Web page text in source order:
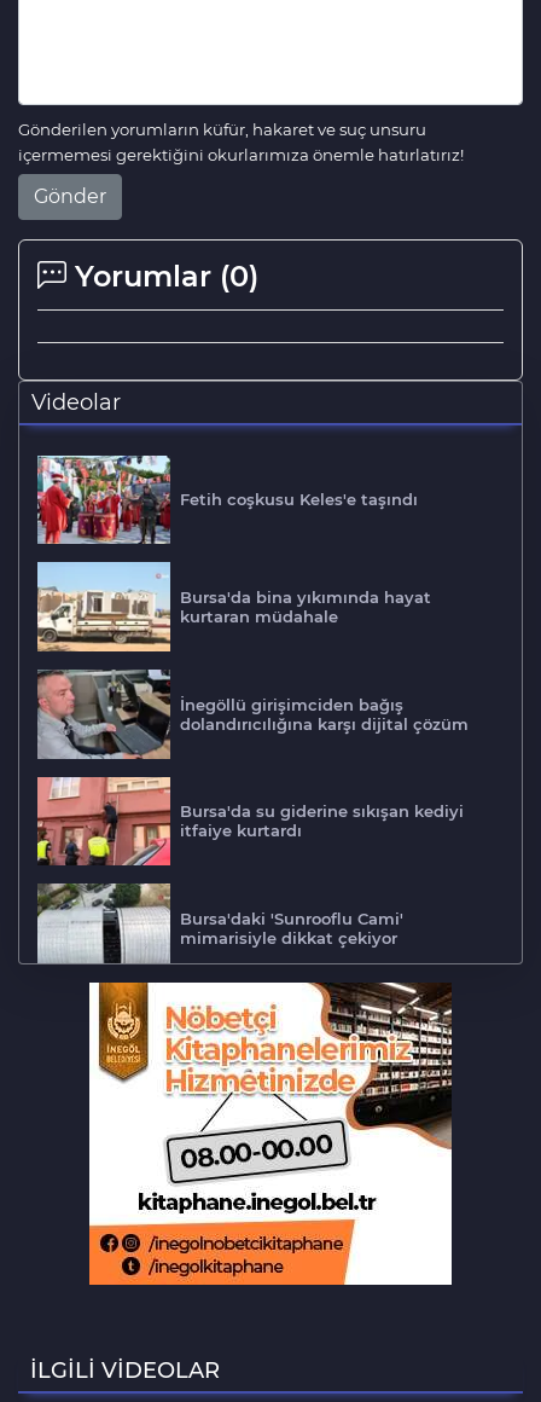
Gönderilen yorumların küfür, hakaret ve suç unsuru
içermemesi gerektiğini okurlarımıza önemle hatırlatırız!
Gönder
Yorumlar (0)
Videolar
Fetih coşkusu Keles'e taşındı
Bursa'da bina yıkımında hayat
kurtaran müdahale
İnegöllü girişimciden bağış
dolandırıcılığına karşı dijital çözüm
Bursa'da su giderine sıkışan kediyi
itfaiye kurtardı
Bursa'daki 'Sunrooflu Cami'
mimarisiyle dikkat çekiyor
Adalet Komisyonu'nda gerginlik
Bursa'da barakaya sıçrayan yangın
ekipleri harekete geçirdi
Aslı Hünel’den Bursa'da müzik
ziyafeti
binicilik merkezi oluyor
İLGİLİ VİDEOLAR